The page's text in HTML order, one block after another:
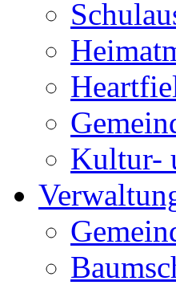
Kultur-